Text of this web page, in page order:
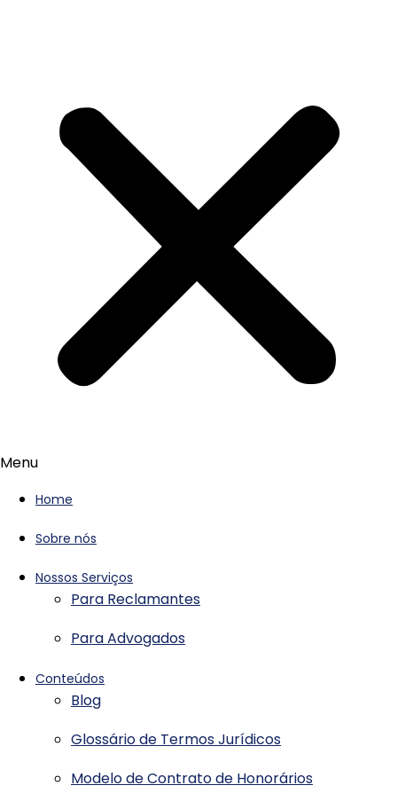
Menu
Home
Sobre nós
Nossos Serviços
Para Reclamantes
Para Advogados
Conteúdos
Blog
Glossário de Termos Jurídicos
Modelo de Contrato de Honorários